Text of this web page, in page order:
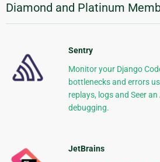
Diamond and Platinum
Sentry
Monitor your Django
bottlenecks and errors
replays, logs and Seer
debugging.
JetBrains